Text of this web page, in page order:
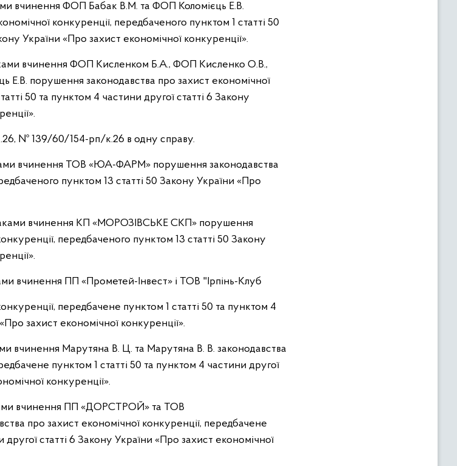
вчинення ФОП Бабак В.М. та ФОП Коломієць Е.В.
конкуренції, передбаченого пунктом 1 статті 50
України «Про захист економічної конкуренції».
вчинення ФОП Кисленком Б.А., ФОП Кисленко О.В.,
порушення законодавства про захист економічної
50 та пунктом 4 частини другої статті 6 Закону
№ 139/60/154-рп/к.26 в одну справу.
вчинення ТОВ «ЮА-ФАРМ» порушення законодавства
пунктом 13 статті 50 Закону України «Про
вчинення КП «МОРОЗІВСЬКЕ СКП» порушення
передбаченого пунктом 13 статті 50 Закону
вчинення ПП «Прометей-Інвест» і ТОВ "Ірпінь-Клуб
передбачене пунктом 1 статті 50 та пунктом 4
захист економічної конкуренції».
вчинення Марутяна В. Ц. та Марутяна В. В. законодавства
пунктом 1 статті 50 та пунктом 4 частини другої
конкуренції».
вчинення ПП «ДОРСТРОЙ» та ТОВ
про захист економічної конкуренції, передбачене
статті 6 Закону України «Про захист економічної